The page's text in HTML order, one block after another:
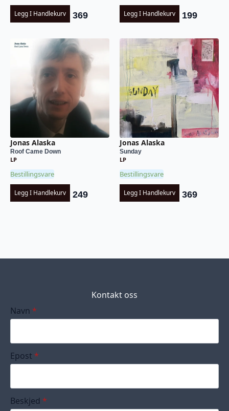
Legg I Handlekurv 369 Legg I Handlekurv 199
Jonas Alaska
Roof Came Down
LP
Bestillingsvare
Legg I Handlekurv 249
Jonas Alaska
Sunday
LP
Bestillingsvare
Legg I Handlekurv 369
Kontakt oss
Navn *
Epost *
Beskjed *